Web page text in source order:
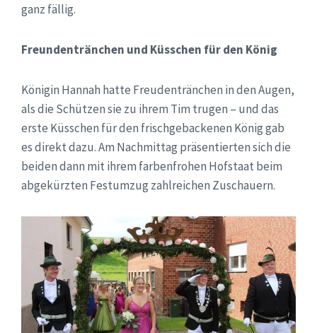
ganz fällig.
Freundentränchen und Küsschen für den König
Königin Hannah hatte Freudentränchen in den Augen,
als die Schützen sie zu ihrem Tim trugen – und das
erste Küsschen für den frischgebackenen König gab
es direkt dazu. Am Nachmittag präsentierten sich die
beiden dann mit ihrem farbenfrohen Hofstaat beim
abgekürzten Festumzug zahlreichen Zuschauern.